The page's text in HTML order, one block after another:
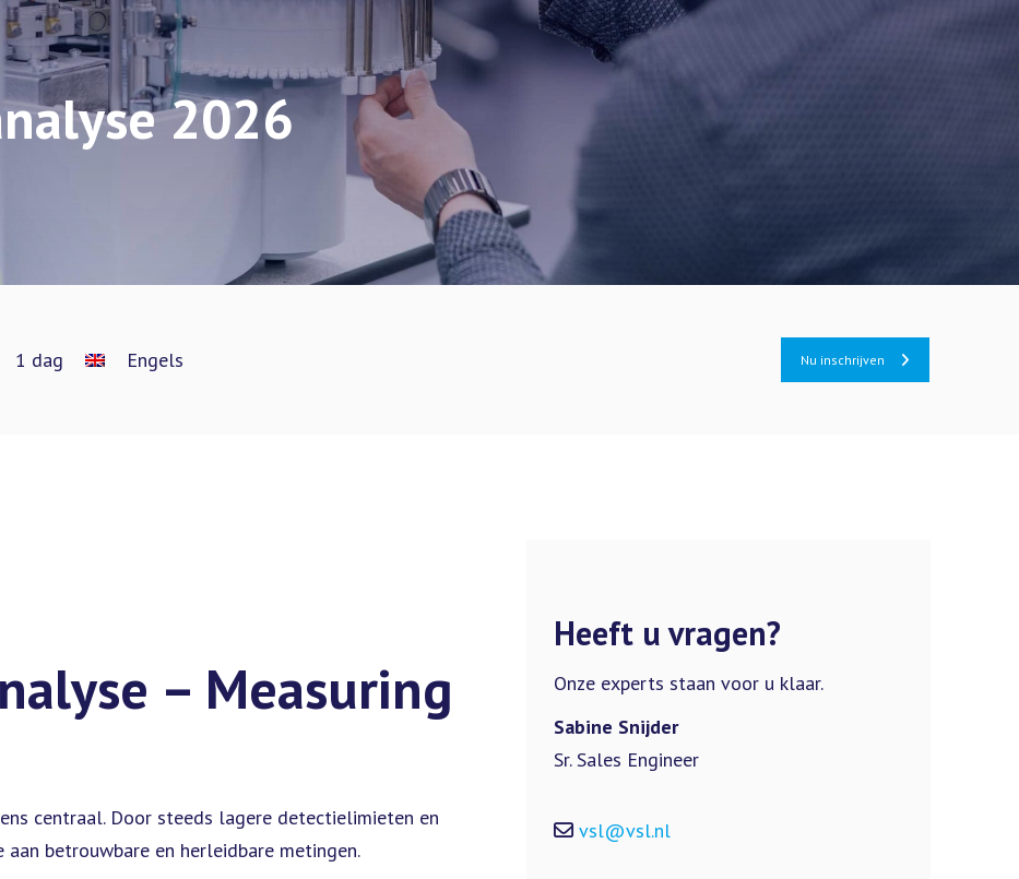
2026
1 dag Engels Nu inschrijven
– Measuring
centraal. Door steeds lagere detectielimieten en
betrouwbare en herleidbare metingen.
Heeft u vragen?
Onze experts staan voor u klaar.
Sabine Snijder
Sr. Sales Engineer
vsl@vsl.nl